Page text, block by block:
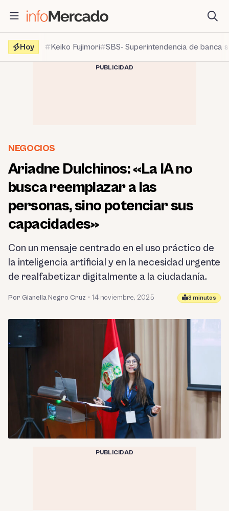
contenido
Hoy
Keiko Fujimori SBS- Superintendencia de banca
PUBLICIDAD
NEGOCIOS
Ariadne Dulchinos: «La IA no
busca reemplazar a las
personas, sino potenciar sus
capacidades»
Con un mensaje centrado en el uso práctico de
la inteligencia artificial y en la necesidad urgente
de realfabetizar digitalmente a la ciudadanía.
Por Gianella Negro Cruz • 14 noviembre, 2025 3 minutos
PUBLICIDAD